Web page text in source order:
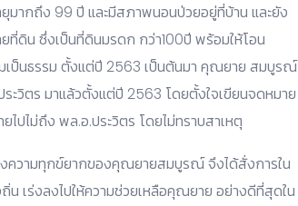
ากถึง 99 ปี และมีสภาพนอนป่วยอยู่ที่บ้าน และยัง
ดิน ซึ่งเป็นที่ดินมรดก กว่า100ปี พร้อมให้โอน
เป็นธรรม ตั้งแต่ปี 2563 เป็นต้นมา คุณยาย สมบูรณ์
ะวิตร มาแล้วตั้งแต่ปี 2563 โดยตั้งใจเขียนจดหมาย
ปไม่ถึง พล.อ.ประวิตร โดยไม่ทราบสาเหตุ
งความทุกข์ยากของคุณยายสมบูรณ์ จึงได้สั่งการใน
เร่งลงไปให้ความช่วยเหลือคุณยาย อย่างดีที่สุดใน